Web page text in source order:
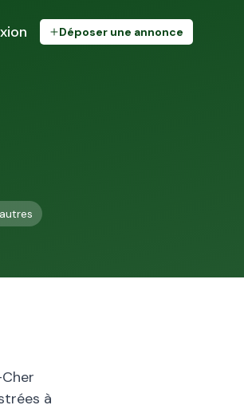
Déposer une annonce
autres
à